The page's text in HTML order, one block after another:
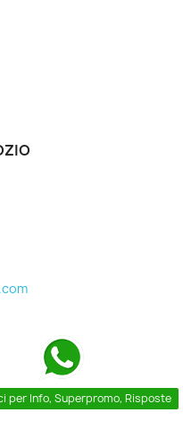
per Info, Superpromo, Risposte